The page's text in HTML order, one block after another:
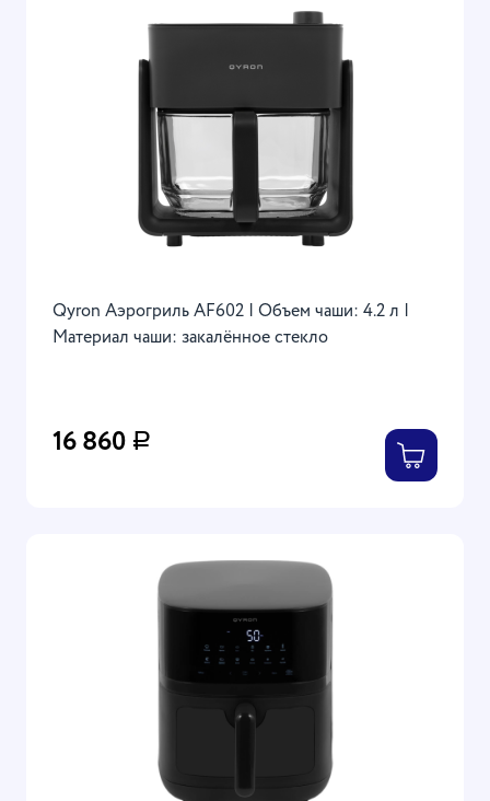
Qyron Аэрогриль AF602 | Объем чаши: 4.2 л |
Материал чаши: закалённое стекло
16 860 Р